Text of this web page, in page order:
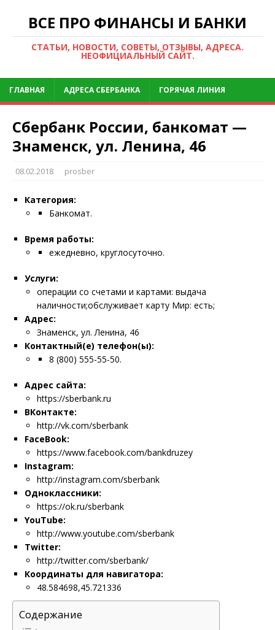
ВСЕ ПРО ФИНАНСЫ И БАНКИ
СТАТЬИ, НОВОСТИ, СОВЕТЫ, ОТЗЫВЫ, АДРЕСА.
НЕОФИЦИАЛЬНЫЙ САЙТ.
ГЛАВНАЯ АДРЕСА СБЕРБАНКА ГОРЯЧАЯ ЛИНИЯ
Сбербанк России, банкомат —
Знаменск, ул. Ленина, 46
08.02.2018 prosber
Категория:
Банкомат.
Время работы:
ежедневно, круглосуточно.
Услуги:
операции со счетами и картами: выдача
наличности;обслуживает карту Мир: есть;
Адрес:
Знаменск, ул. Ленина, 46
Контактный(е) телефон(ы):
8 (800) 555-55-50.
Адрес сайта:
https://sberbank.ru
ВКонтакте:
http://vk.com/sberbank
FaceBook:
https://www.facebook.com/bankdruzey
Instagram:
http://instagram.com/sberbank
Одноклассники:
https://ok.ru/sberbank
YouTube:
http://www.youtube.com/sberbank
Twitter:
http://twitter.com/sberbank/
Координаты для навигатора:
48.584698,45.721336
Содержание